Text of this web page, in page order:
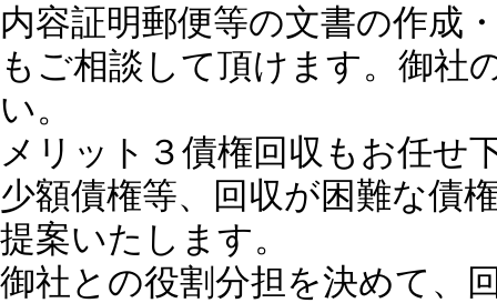
内容証明郵便等の文書の作成
もご相談して頂けます。御社
い。
メリット３債権回収もお任せ
少額債権等、回収が困難な債
提案いたします。
御社との役割分担を決めて、